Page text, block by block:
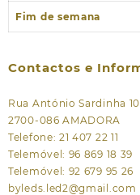
Fim de semana
Contactos e
Rua António Sardinha
2700-086 AMADORA
Telefone: 21 407 22 11
Telemóvel: 96 869 18 39
Telemóvel: 92 679 95 26
byleds.led2@gmail.com